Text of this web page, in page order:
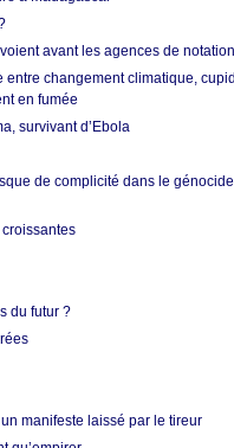
avant les agences de notation
changement climatique,
en fumée
survivant d’Ebola
de complicité dans le
du futur ?
manifeste laissé par le tireur